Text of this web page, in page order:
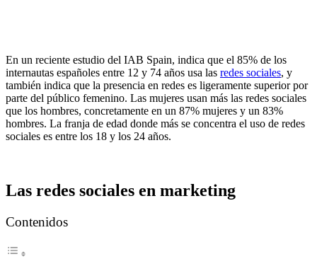
En un reciente estudio del IAB Spain, indica que el 85% de los
internautas españoles entre 12 y 74 años usa las redes sociales, y
también indica que la presencia en redes es ligeramente superior por
parte del público femenino. Las mujeres usan más las redes sociales
que los hombres, concretamente en un 87% mujeres y un 83%
hombres. La franja de edad donde más se concentra el uso de redes
sociales es entre los 18 y los 24 años.
Las redes sociales en marketing
Contenidos